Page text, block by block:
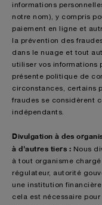
informations
notre nom), y compris
paiement en ligne et
la prévention des
dans le nuage et tout
utiliser vos informations
présente politique de
circonstances, certains
fraudes se considèrent
indépendants.
Divulgation à des
à d'autres tiers : Nous
à tout organisme
régulateur, autorité
une institution
cela est nécessaire